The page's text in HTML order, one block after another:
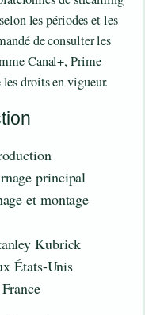
les périodes et les
de consulter les
Canal+, Prime
droits en vigueur.
principal
et montage
Kubrick
États-Unis